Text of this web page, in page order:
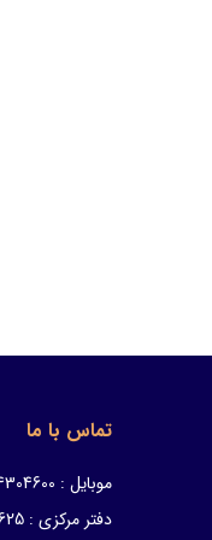
تماس با ما
موبایل : 09124304600
دفتر مرکزی : 02166693625